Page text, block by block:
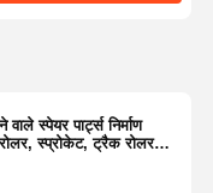
स्पेयर पार्ट्स निर्माण
रोलर, स्प्रोकेट, ट्रैक रोलर